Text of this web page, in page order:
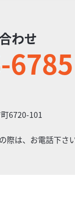
入庫です！ASウ
わせ
6785
6720-101
は、お電話下さい